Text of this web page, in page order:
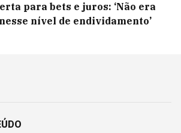
para bets e juros: ‘Não era
nível de endividamento’